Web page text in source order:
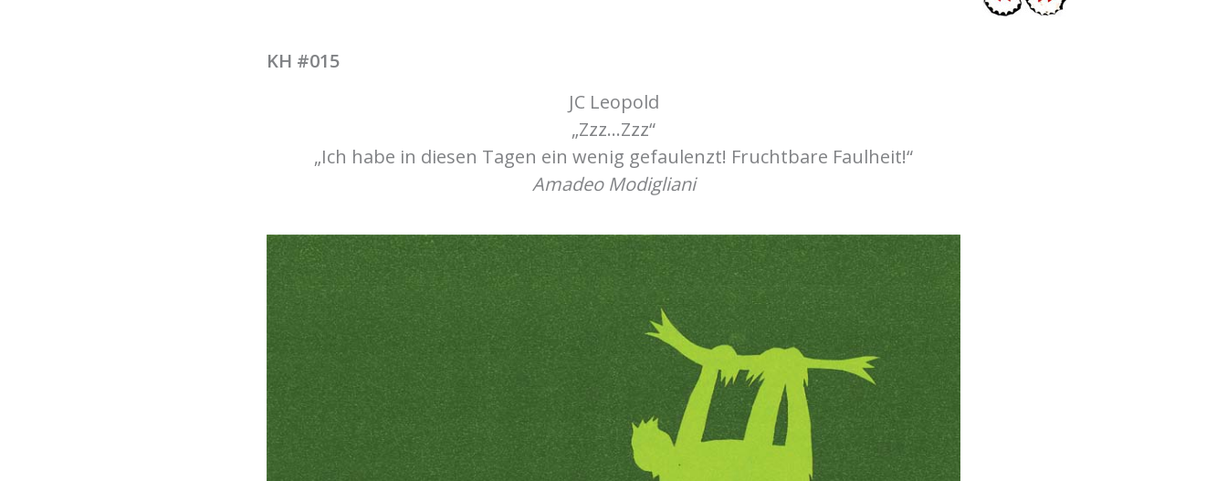
KH #015
JC Leopold
„Zzz…Zzz“
„Ich habe in diesen Tagen ein wenig gefaulenzt! Fruchtbare Faulheit!“
Amadeo Modigliani